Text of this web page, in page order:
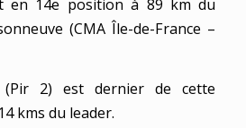
en 14e position à 89 km du
(CMA Île-de-France –
(Pir 2) est dernier de cette
kms du leader.